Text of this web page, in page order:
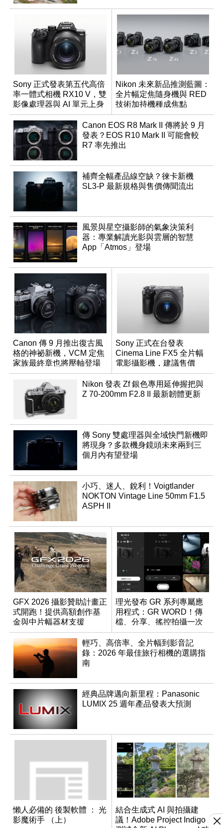
Sony 正式發表第五代高倍
率一體式相機 RX10 V，雙
影像處理器與 AI 單元上身
Nikon 未來新品推測藍圖：
全片幅定焦隨身機與 RED
技術加持機種成焦點
Canon EOS R8 Mark II 傳將於 9 月
發表？EOS R10 Mark II 可能會較
R7 率先推出
補齊全幅產品線空缺？徠卡新機
SL3-P 最新規格與售價傳聞流出
風景與星空攝影師的氣象決策利
器：專業解讀光影與雲層的智慧
App「Atmos」登場
Canon 傳 9 月推出復古風
格的神祕新機，VCM 定焦
家族最終章也將壓軸登場
Sony 正式在台發表
Cinema Line FX5 全片幅
電影攝影機，建議售價
NT$144,980
Nikon 發表 Zf 銀色專用延伸握把與
Z 70-200mm F2.8 II 最新韌體更新
傳 Sony 雙處理器與全域快門新機即
將現身？多款機身鏡頭未來兩到三
個月內有望登場
小巧、迷人、銳利！Voigtlander
NOKTON Vintage Line 50mm F1.5
ASPH II
GFX 2026 攝影贊助計畫正
式開跑！提供高額創作基
金與中片幅器材支援
理光發布 GR 系列專屬應
用程式：GR WORD！傳
檔、分享、搖控拍攝一次
搞定
輕巧、高倍率、全片幅到影音記
錄：2026 年最佳旅行相機的選購指
南
經典品牌邁向新里程：Panasonic
LUMIX 25 週年產品發表大預測
懶人必備的 後製軟體 ： 光
影魔術手 （上）
結合生成式 AI 與拍攝建
議！Adobe Project Indigo